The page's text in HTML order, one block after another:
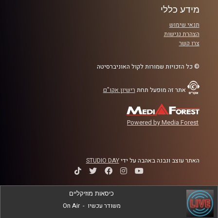
הפוכות מכוונותיה המקוריות
קרדיט תמונות:
מידע כללי
תנאי שימוש
הצהרת נגישות
צרו קשר
© כל הזכויות שמורות לקול האוניברסיטה
אתר זה מופעל תחת רישיון אקו"ם
Powered by Media Forest
האתר עוצב ונבנה באהבה על ידיSTUDIO DAY
כיסאות מוזיקליים
משודר עכשיו -
On Air